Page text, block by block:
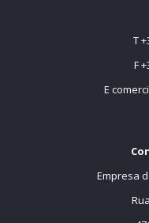
T
F
E
Empresa